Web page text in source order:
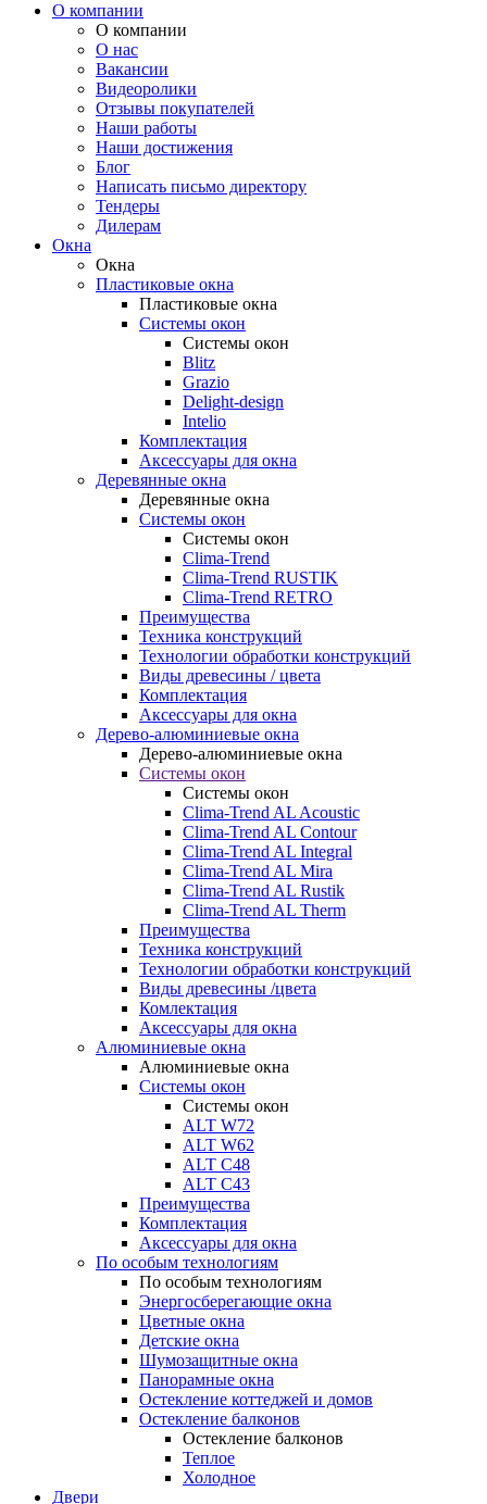
О компании
О компании
О нас
Вакансии
Видеоролики
Отзывы покупателей
Наши работы
Наши достижения
Блог
Написать письмо директору
Тендеры
Дилерам
Окна
Окна
Пластиковые окна
Пластиковые окна
Системы окон
Системы окон
Blitz
Grazio
Delight-design
Intelio
Комплектация
Аксессуары для окна
Деревянные окна
Деревянные окна
Системы окон
Системы окон
Clima-Trend
Clima-Trend RUSTIK
Clima-Trend RETRO
Преимущества
Техника конструкций
Технологии обработки конструкций
Виды древесины / цвета
Комплектация
Аксессуары для окна
Дерево-алюминиевые окна
Дерево-алюминиевые окна
Системы окон
Системы окон
Clima-Trend AL Acoustic
Clima-Trend AL Contour
Clima-Trend AL Integral
Clima-Trend AL Mira
Clima-Trend AL Rustik
Clima-Trend AL Therm
Преимущества
Техника конструкций
Технологии обработки конструкций
Виды древесины /цвета
Комлектация
Аксессуары для окна
Алюминиевые окна
Алюминиевые окна
Системы окон
Системы окон
ALT W72
ALT W62
ALT С48
ALT С43
Преимущества
Комплектация
Аксессуары для окна
По особым технологиям
По особым технологиям
Энергосберегающие окна
Цветные окна
Детские окна
Шумозащитные окна
Панорамные окна
Остекление коттеджей и домов
Остекление балконов
Остекление балконов
Теплое
Холодное
Двери